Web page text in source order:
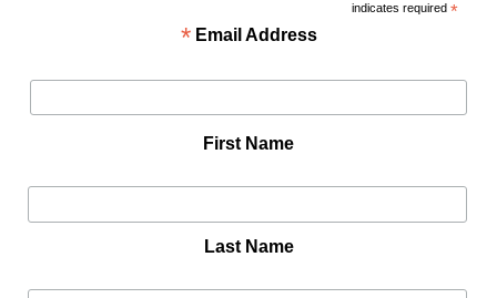
*
indicates required
Email Address
*
First Name
Last Name